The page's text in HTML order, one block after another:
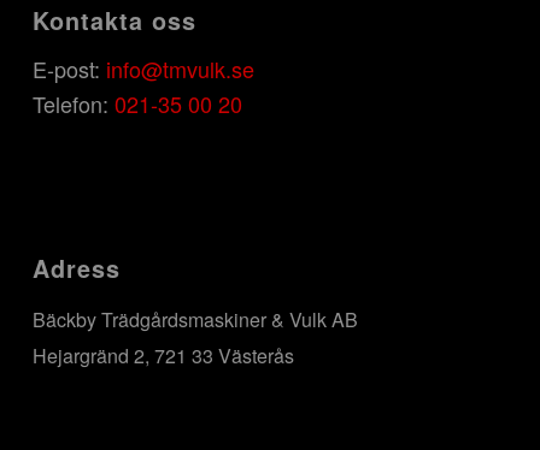
Kontakta oss
E-post: info@tmvulk.se
Telefon: 021-35 00 20
Adress
Bäckby Trädgårdsmaskiner & Vulk AB
Hejargränd 2, 721 33 Västerås